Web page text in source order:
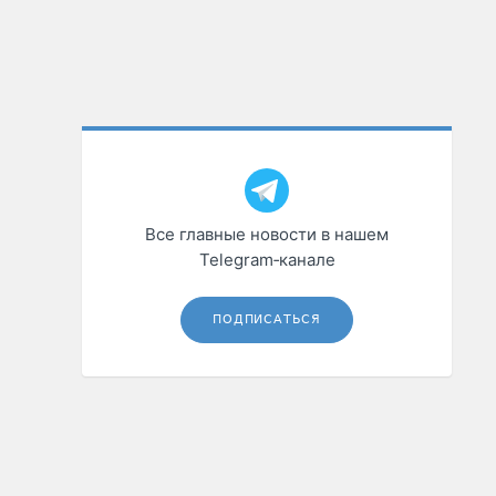
Все главные новости в нашем
Telegram‑канале
ПОДПИСАТЬСЯ